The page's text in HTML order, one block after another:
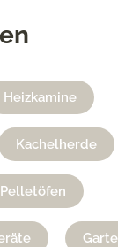
Heizkamine
Kachelherde
Pelletöfen